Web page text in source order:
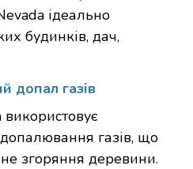
ідеально
будинків, дач,
допал газів
газів, що
згоряння деревини.